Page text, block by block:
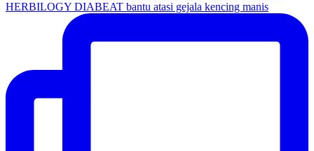
HERBILOGY DIABEAT bantu atasi gejala kencing manis